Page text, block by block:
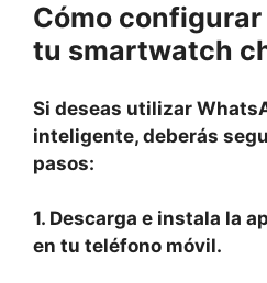
Cómo
tu smartwatch
Si deseas utilizar
inteligente, deberás
pasos:
1. Descarga e instala la
en tu teléfono móvil.